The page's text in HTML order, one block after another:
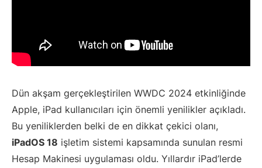
Dün akşam gerçekleştirilen WWDC 2024 etkinliğinde
Apple, iPad kullanıcıları için önemli yenilikler açıkladı.
Bu yeniliklerden belki de en dikkat çekici olanı,
iPadOS 18 işletim sistemi kapsamında sunulan resmi
Hesap Makinesi uygulaması oldu. Yıllardır iPad’lerde